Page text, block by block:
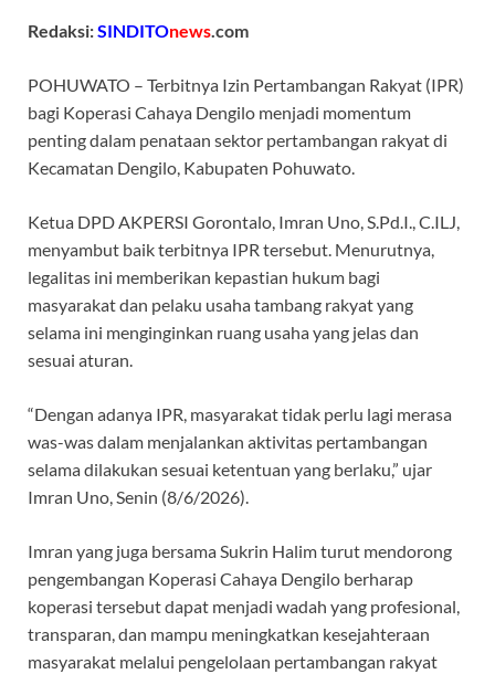
e
b
o
o
k
at
s
A
p
p
e
gr
a
m
ail e
a
ds
Redaksi:SINDITOnews.com
POHUWATO – Terbitnya Izin Pertambangan Rakyat (IPR)
bagi Koperasi Cahaya Dengilo menjadi momentum
penting dalam penataan sektor pertambangan rakyat di
Kecamatan Dengilo, Kabupaten Pohuwato.
Ketua DPD AKPERSI Gorontalo, Imran Uno, S.Pd.I., C.ILJ,
menyambut baik terbitnya IPR tersebut. Menurutnya,
legalitas ini memberikan kepastian hukum bagi
masyarakat dan pelaku usaha tambang rakyat yang
selama ini menginginkan ruang usaha yang jelas dan
sesuai aturan.
“Dengan adanya IPR, masyarakat tidak perlu lagi merasa
was-was dalam menjalankan aktivitas pertambangan
selama dilakukan sesuai ketentuan yang berlaku,” ujar
Imran Uno, Senin (8/6/2026).
Imran yang juga bersama Sukrin Halim turut mendorong
pengembangan Koperasi Cahaya Dengilo berharap
koperasi tersebut dapat menjadi wadah yang profesional,
transparan, dan mampu meningkatkan kesejahteraan
masyarakat melalui pengelolaan pertambangan rakyat